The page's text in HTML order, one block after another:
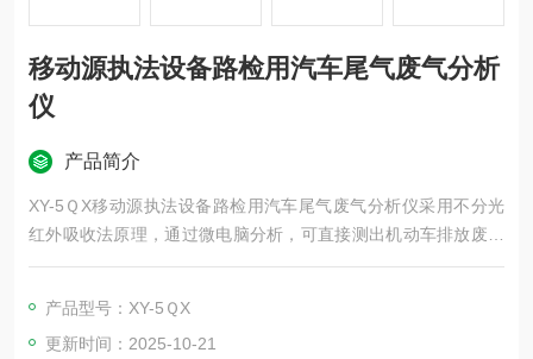
移动源执法设备路检用汽车尾气废气分析
仪
产品简介
XY-5ＱX移动源执法设备路检用汽车尾气废气分析仪采用不分光
红外吸收法原理，通过微电脑分析，可直接测出机动车排放废气
中的HC、CO及CO2的浓度；采用电化学原理测量废气中的NO和
过量空气系数λ。该仪器引进技术，采用直流大容量电池供电，具
有测量准确、操作简便、耐用程度高、检测速度快等优点。
产品型号：XY-5ＱX
更新时间：2025-10-21